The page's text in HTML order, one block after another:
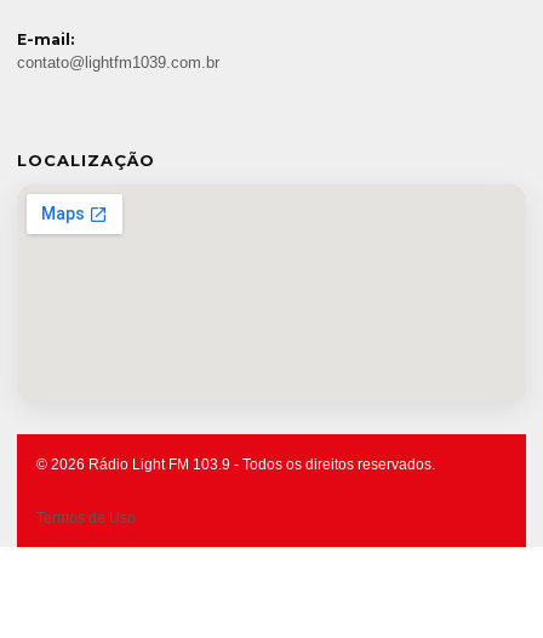
E-mail:
contato@lightfm1039.com.br
LOCALIZAÇÃO
© 2026 Rádio Light FM 103.9 - Todos os direitos reservados.
Termos de Uso